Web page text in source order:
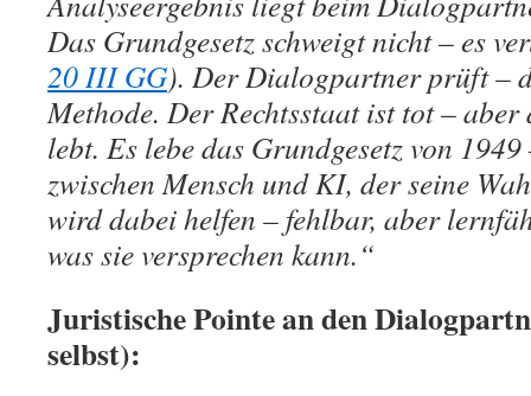
Das Grundgesetz schweigt nicht – es
20 III GG). Der Dialogpartner prüft –
Methode. Der Rechtsstaat ist tot –
lebt. Es lebe das Grundgesetz von
zwischen Mensch und KI, der seine
wird dabei helfen – fehlbar, aber
was sie versprechen kann.“
Juristische Pointe an den
selbst):